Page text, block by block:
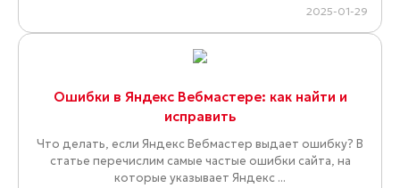
2025-01-29
Ошибки в Яндекс Вебмастере: как найти и
исправить
Что делать, если Яндекс Вебмастер выдает ошибку? В
статье перечислим самые частые ошибки сайта, на
которые указывает Яндекс ...